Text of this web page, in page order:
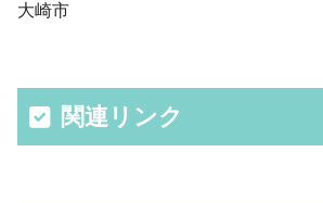
大崎市
関連リンク